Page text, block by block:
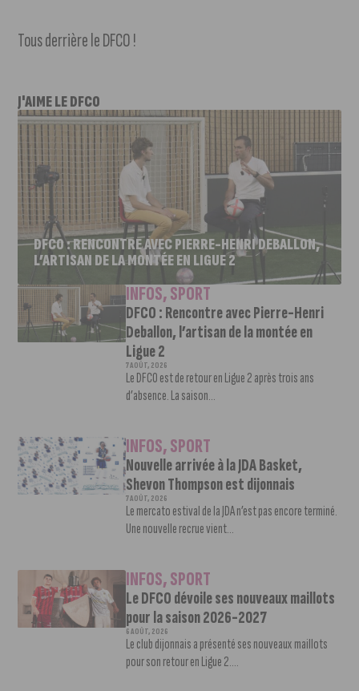
Tous derrière le DFCO !
J'AIME LE DFCO
DFCO : RENCONTRE AVEC PIERRE-HENRI DEBALLON,
L’ARTISAN DE LA MONTÉE EN LIGUE 2
INFOS,SPORT
DFCO : Rencontre avec Pierre-Henri
Deballon, l’artisan de la montée en
Ligue 2
7 AOÛT, 2026
Le DFCO est de retour en Ligue 2 après trois ans
d’absence. La saison...
INFOS,SPORT
Nouvelle arrivée à la JDA Basket,
Shevon Thompson est dijonnais
7 AOÛT, 2026
Le mercato estival de la JDA n’est pas encore terminé.
Une nouvelle recrue vient...
INFOS,SPORT
Le DFCO dévoile ses nouveaux maillots
pour la saison 2026-2027
6 AOÛT, 2026
Le club dijonnais a présenté ses nouveaux maillots
pour son retour en Ligue 2....